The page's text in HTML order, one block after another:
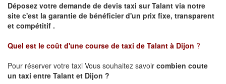
Déposez votre demande de devis taxi surTalant via notre
site c'est la garantie de bénéficier d'un prix fixe, transparent
et compétitif .
Quel est le coût d'une course de taxi de Talant à Dijon ?
Pour réserver votre taxi Vous souhaitez savoir combien coute
un taxi entre Talant et Dijon ?